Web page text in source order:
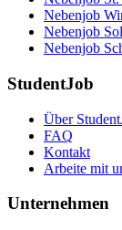
Nebenjob
Nebenjob
Nebenjob
StudentJob
Über
FAQ
Kontakt
Arbeite mit
Unternehmen